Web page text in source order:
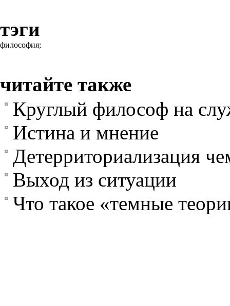
тэги
философия;
читайте также
Круглый философ на
Истина и мнение
Детерриториализация
Выход из ситуации
Что такое «темные